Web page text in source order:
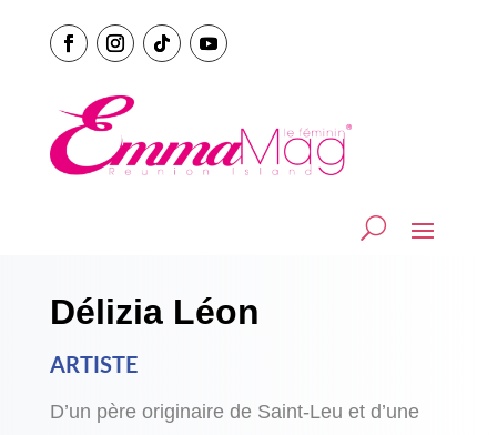
Délizia Léon
ARTISTE
D’un père originaire de Saint-Leu et d’une